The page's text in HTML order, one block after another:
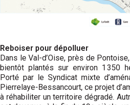
Reboiser pour dépolluer
Dans le Val-d’Oise, près de
bientôt plantés sur environ 1 350
Porté par le Syndicat mixte
Pierrelaye-Bessancourt, ce projet
à réhabiliter un territoire dégradé.